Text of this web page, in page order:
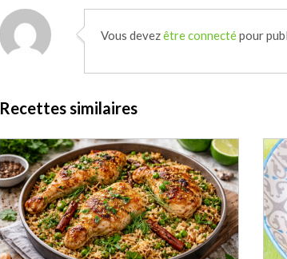
Vous devezêtre connectépour
Recettes similaires